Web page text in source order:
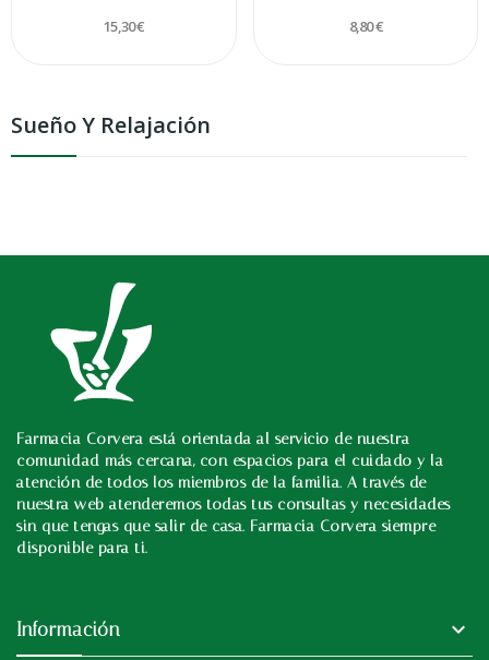
Sueño Y Relajación
15,30 € 8,80 €
Farmacia Corvera está orientada al servicio de nuestra
comunidad más cercana, con espacios para el cuidado y la
atención de todos los miembros de la familia. A través de
nuestra web atenderemos todas tus consultas y necesidades
sin que tengas que salir de casa. Farmacia Corvera siempre
disponible para ti.
Información 